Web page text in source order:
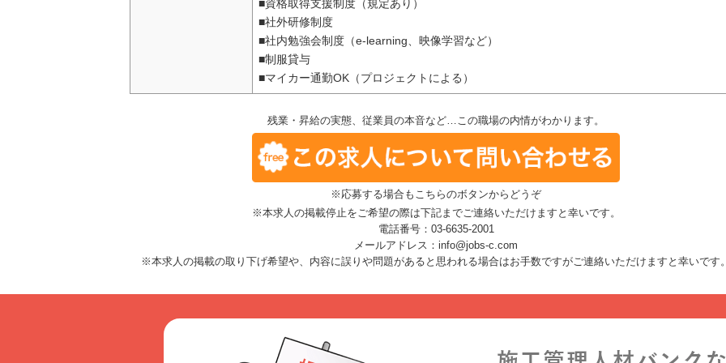
■資格取得支援制度（規定あり）
■社外研修制度
■社内勉強会制度（e-learning、映像学習など）
■制服貸与
■マイカー通勤OK（プロジェクトによる）
残業・昇給の実態、従業員の本音など…この職場の内情がわかります。
※応募する場合もこちらのボタンからどうぞ
※本求人の掲載停止をご希望の際は下記までご連絡いただけますと幸いです。
電話番号：03-6635-2001
メールアドレス：info@jobs-c.com
※本求人の掲載の取り下げ希望や、内容に誤りや問題があると思われる場合はお手数ですがご連絡いただけますと幸いです